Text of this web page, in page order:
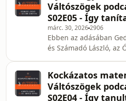
tanulásában, és milyen
vannak az írói és tanári
Milyen fontos a
diákoktól és
egy humán
tudni a matematikát?
ezeket a kérdé
Váltószögek
S02E05 - Így
márc. 30, 20262906
Ebben az adásában
és Számadó László, az
játékokról és a játékok
matematikájáról
Kockázatos
Váltószögek
S02E04 - Így